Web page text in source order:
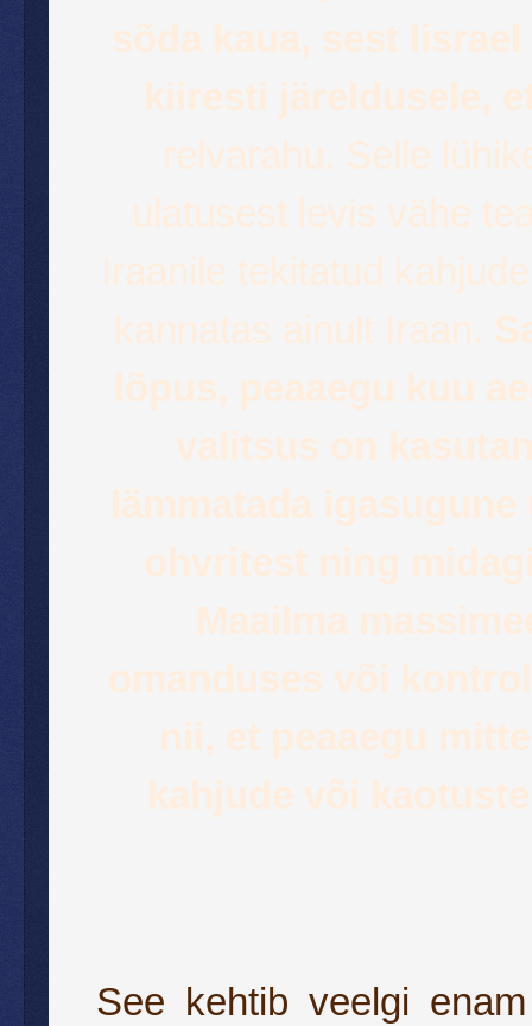
sõda kaua, sest
kiiresti järeldusele,
relvarahu. Selle
ulatusest levis vähe
Iraanile tekitatud
kannatas ainult Iraan.
lõpus, peaaegu kuu
valitsus on
lämmatada
ohvritest ning
Maailma
omanduses või
nii, et peaaegu
kahjude või
See kehtib veelgi